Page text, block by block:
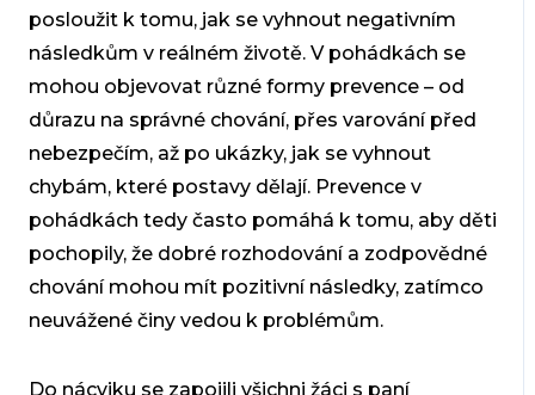
posloužit k tomu, jak se vyhnout negativním
následkům v reálném životě. V pohádkách se
mohou objevovat různé formy prevence – od
důrazu na správné chování, přes varování před
nebezpečím, až po ukázky, jak se vyhnout
chybám, které postavy dělají. Prevence v
pohádkách tedy často pomáhá k tomu, aby děti
pochopily, že dobré rozhodování a zodpovědné
chování mohou mít pozitivní následky, zatímco
neuvážené činy vedou k problémům.
Do nácviku se zapojili všichni žáci s paní